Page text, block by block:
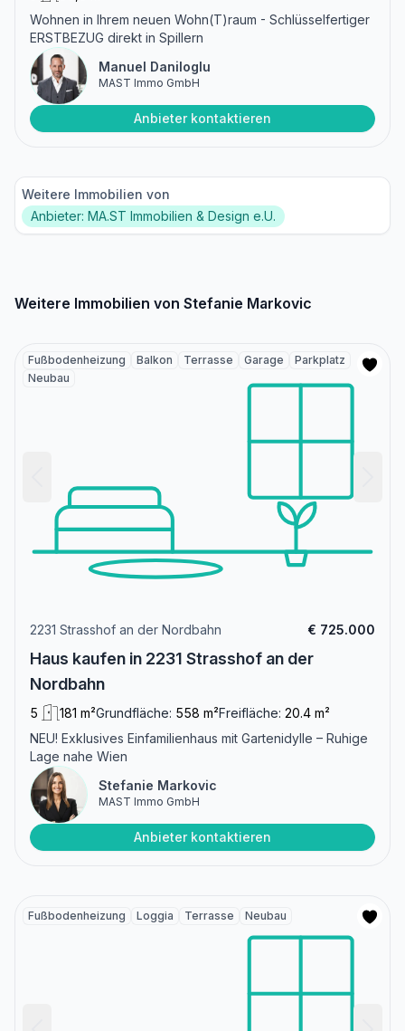
Wohnen in Ihrem neuen Wohn(T)raum - Schlüsselfertiger
ERSTBEZUG direkt in Spillern
Manuel Daniloglu
MAST Immo GmbH
Anbieter kontaktieren
Weitere Immobilien von
Anbieter: MA.ST Immobilien & Design e.U.
Weitere Immobilien von Stefanie Markovic
Fußbodenheizung Balkon Terrasse Garage
Parkplatz
Neubau
2231 Strasshof an der Nordbahn € 725.000
Haus kaufen in 2231 Strasshof an der
Nordbahn
5 181 m²Grundfläche: 558 m²Freifläche: 20.4 m²
NEU! Exklusives Einfamilienhaus mit Gartenidylle – Ruhige
Lage nahe Wien
Stefanie Markovic
MAST Immo GmbH
Anbieter kontaktieren
Fußbodenheizung Loggia Terrasse Neubau